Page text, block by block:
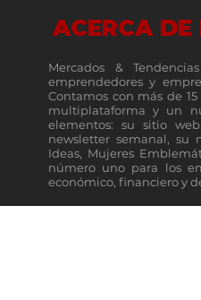
ACERCA DE
Mercados &
emprendedores y
Contamos con más de
multiplataforma y un
elementos: su sitio
newsletter semanal, su
Ideas, Mujeres
número uno para los
económico, financiero y